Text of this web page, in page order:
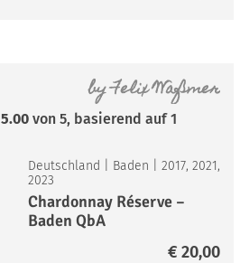
byFelix Waßmer
5.00von 5, basierend auf1
Deutschland Baden
2017, 2021,
2023
Chardonnay Réserve –
Baden QbA
€ 20,00